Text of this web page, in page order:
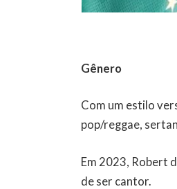
Gênero
Com um estilo
pop/reggae,
Em 2023, Robert
de ser cantor.